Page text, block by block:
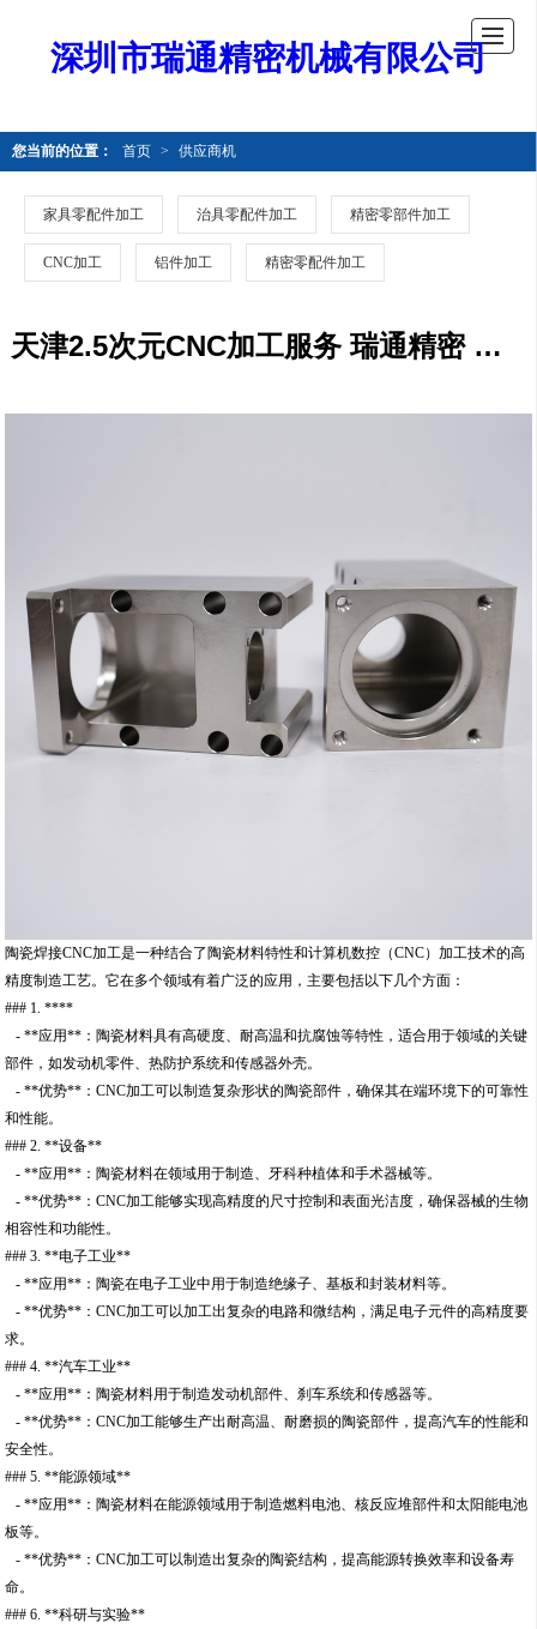
深圳市瑞通精密机械有限公司
您当前的位置： 首页 > 供应商机
家具零配件加工 治具零配件加工 精密零部件加工
CNC加工 铝件加工 精密零配件加工
天津2.5次元CNC加工服务 瑞通精密 按需定制
陶瓷焊接CNC加工是一种结合了陶瓷材料特性和计算机数控（CNC）加工技术的高
精度制造工艺。它在多个领域有着广泛的应用，主要包括以下几个方面：
### 1. ****
- **应用**：陶瓷材料具有高硬度、耐高温和抗腐蚀等特性，适合用于领域的关键
部件，如发动机零件、热防护系统和传感器外壳。
- **优势**：CNC加工可以制造复杂形状的陶瓷部件，确保其在端环境下的可靠性
和性能。
### 2. **设备**
- **应用**：陶瓷材料在领域用于制造、牙科种植体和手术器械等。
- **优势**：CNC加工能够实现高精度的尺寸控制和表面光洁度，确保器械的生物
相容性和功能性。
### 3. **电子工业**
- **应用**：陶瓷在电子工业中用于制造绝缘子、基板和封装材料等。
- **优势**：CNC加工可以加工出复杂的电路和微结构，满足电子元件的高精度要
求。
### 4. **汽车工业**
- **应用**：陶瓷材料用于制造发动机部件、刹车系统和传感器等。
- **优势**：CNC加工能够生产出耐高温、耐磨损的陶瓷部件，提高汽车的性能和
安全性。
### 5. **能源领域**
- **应用**：陶瓷材料在能源领域用于制造燃料电池、核反应堆部件和太阳能电池
板等。
- **优势**：CNC加工可以制造出复杂的陶瓷结构，提高能源转换效率和设备寿
命。
### 6. **科研与实验**